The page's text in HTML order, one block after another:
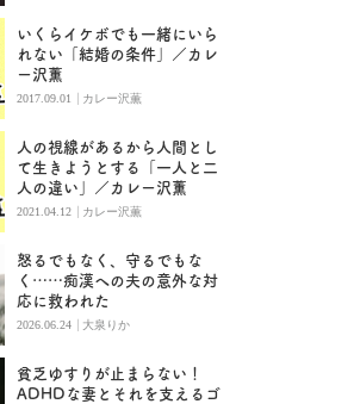
いくらイケボでも一緒にいら
れない「結婚の条件」／カレ
ー沢薫
2017.09.01 | カレー沢薫
人の視線があるから人間とし
て生きようとする「一人と二
人の違い」／カレー沢薫
2021.04.12 | カレー沢薫
怒るでもなく、守るでもな
く……痴漢への夫の意外な対
応に救われた
2026.06.24 | 大泉りか
貧乏ゆすりが止まらない！
ADHDな妻とそれを支えるゴ